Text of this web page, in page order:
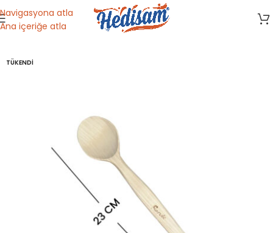
Navigasyona atla
Ana içeriğe atla
Ana Sayfa/ Mutfak Gereçleri /Ahşap Mutfak Gereçleri
TÜKENDI